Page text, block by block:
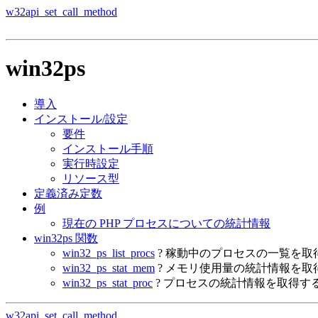
w32api_set_call_method
win32ps
導入
インストール/設定
要件
インストール手順
実行時設定
リソース型
定義済み定数
例
現在の PHP プロセスについての統計情報
win32ps 関数
win32_ps_list_procs ? 稼動中のプロセスの一覧を取
win32_ps_stat_mem ? メモリ使用量の統計情報を取
win32_ps_stat_proc ? プロセスの統計情報を取得す
w32api_set_call_method